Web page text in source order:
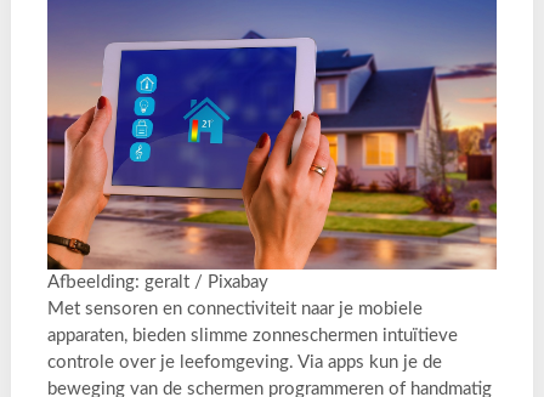
Afbeelding: geralt / Pixabay
Met sensoren en connectiviteit naar je mobiele
apparaten, bieden slimme zonneschermen intuïtieve
controle over je leefomgeving. Via apps kun je de
beweging van de schermen programmeren of handmatig